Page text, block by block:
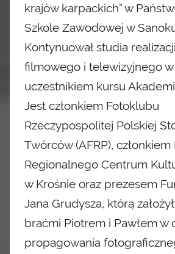
krajów karpackich” w
Szkole Zawodowej w
Kontynuował studia
filmowego i telewizyjnego w
uczestnikiem kursu
Jest członkiem Fotoklubu
Rzeczypospolitej Polskiej
Twórców (AFRP),
Regionalnego Centrum
w Krośnie oraz prezesem
Jana Grudysza, którą
braćmi Piotrem i Pawłem w
propagowania